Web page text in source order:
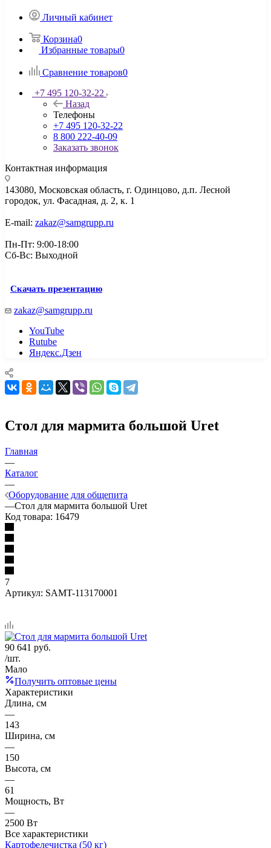
Личный кабинет
Корзина0
Избранные товары0
Сравнение товаров0
+7 495 120-32-22
Назад
Телефоны
+7 495 120-32-22
8 800 222-40-09
Заказать звонок
Контактная информация
143080, Mосковская область, г. Одинцово, д.п. Лесной
городок, ул. Фасадная, д. 2, к. 1
E-mail: zakaz@samgrupp.ru
Пн-Пт: 9:00-18:00
Сб-Вс: Выходной
Скачать презентацию
zakaz@samgrupp.ru
YouTube
Rutube
Яндекс.Дзен
Стол для мармита большой Uret
Главная
—
Каталог
—
Оборудование для общепита
—Стол для мармита большой Uret
Код товара: 16479
7
Артикул: SAMT-113170001
90 641 руб.
/шт.
Мало
Получить оптовые цены
Характеристики
Длина, см
—
143
Ширина, см
—
150
Высота, см
—
61
Мощность, Вт
—
2500 Вт
Все характеристики
Картофелечистка (50 кг)